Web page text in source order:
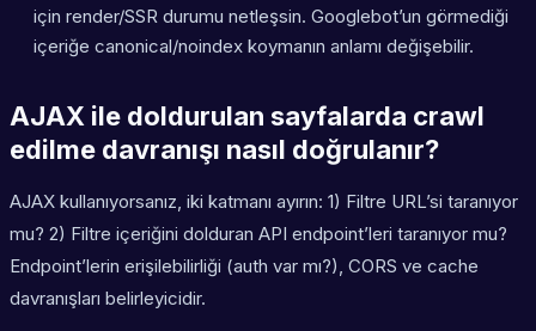
için render/SSR durumu netleşsin. Googlebot’un görmediği
içeriğe canonical/noindex koymanın anlamı değişebilir.
AJAX ile doldurulan sayfalarda crawl
edilme davranışı nasıl doğrulanır?
AJAX kullanıyorsanız, iki katmanı ayırın: 1) Filtre URL’si taranıyor
mu? 2) Filtre içeriğini dolduran API endpoint’leri taranıyor mu?
Endpoint’lerin erişilebilirliği (auth var mı?), CORS ve cache
davranışları belirleyicidir.